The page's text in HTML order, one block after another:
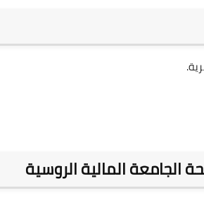
الجامعة المالية الروسية